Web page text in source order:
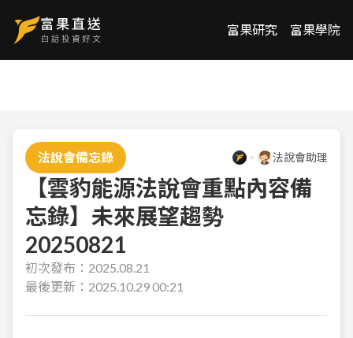
富果研究 富果學院
法說會備忘錄 法說會助理
【雲豹能源法說會重點內容備
忘錄】未來展望趨勢
20250821
初次發布： 2025.08.21
最後更新： 2025.10.29 00:21